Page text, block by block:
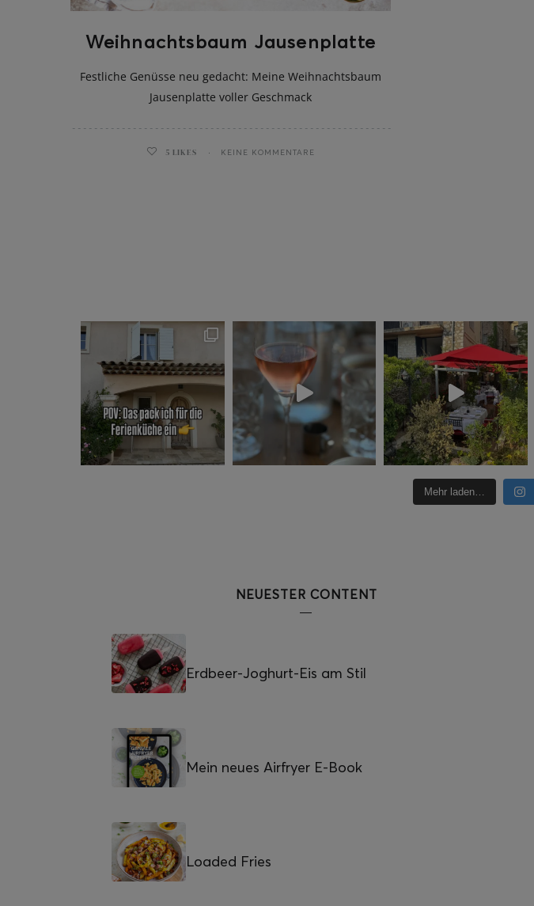
Weihnachtsbaum Jausenplatte
Festliche Genüsse neu gedacht: Meine Weihnachtsbaum
Jausenplatte voller Geschmack
5 LIKES KEINE KOMMENTARE
Mehr laden…
NEUESTER CONTENT
Erdbeer-Joghurt-Eis am Stil
Mein neues Airfryer E-Book
Loaded Fries